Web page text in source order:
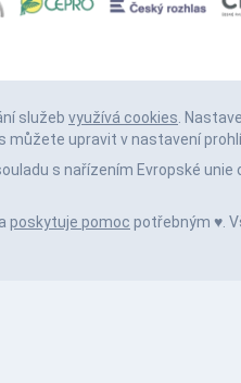
služeb využívá cookies.
můžete upravit v nastavení
s nařízením Evropské unie
poskytuje pomoc potřebným ♥️.